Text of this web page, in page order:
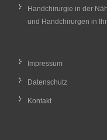
Handchirurgie in der
und Handchirurgen in
Impressum
Datenschutz
Kontakt